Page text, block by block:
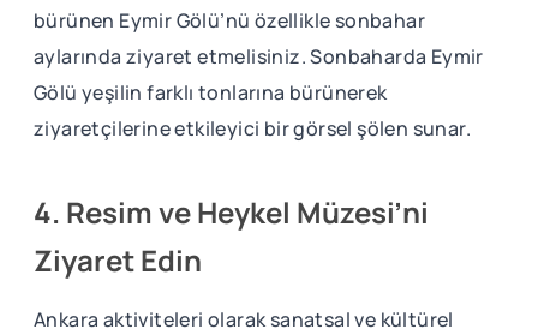
bürünen Eymir Gölü’nü özellikle sonbahar
aylarında ziyaret etmelisiniz. Sonbaharda Eymir
Gölü yeşilin farklı tonlarına bürünerek
ziyaretçilerine etkileyici bir görsel şölen sunar.
4. Resim ve Heykel Müzesi’ni
Ziyaret Edin
Ankara aktiviteleri olarak sanatsal ve kültürel